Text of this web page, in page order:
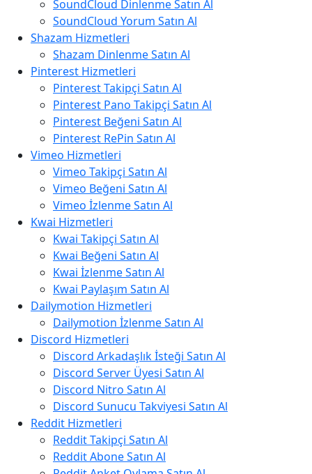
SoundCloud Dinlenme Satın Al
SoundCloud Yorum Satın Al
Shazam Hizmetleri
Shazam Dinlenme Satın Al
Pinterest Hizmetleri
Pinterest Takipçi Satın Al
Pinterest Pano Takipçi Satın Al
Pinterest Beğeni Satın Al
Pinterest RePin Satın Al
Vimeo Hizmetleri
Vimeo Takipçi Satın Al
Vimeo Beğeni Satın Al
Vimeo İzlenme Satın Al
Kwai Hizmetleri
Kwai Takipçi Satın Al
Kwai Beğeni Satın Al
Kwai İzlenme Satın Al
Kwai Paylaşım Satın Al
Dailymotion Hizmetleri
Dailymotion İzlenme Satın Al
Discord Hizmetleri
Discord Arkadaşlık İsteği Satın Al
Discord Server Üyesi Satın Al
Discord Nitro Satın Al
Discord Sunucu Takviyesi Satın Al
Reddit Hizmetleri
Reddit Takipçi Satın Al
Reddit Abone Satın Al